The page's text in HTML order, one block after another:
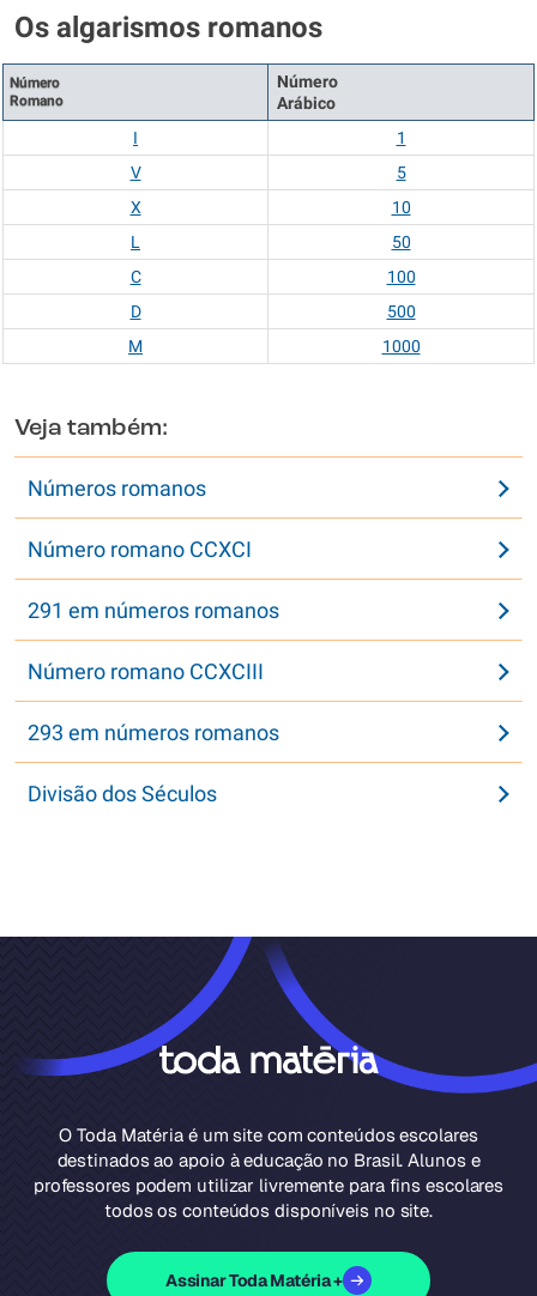
Os algarismos romanos
Número
Romano
Número
Arábico
I
1
V
5
X
10
L
50
C
100
D
500
M
1000
Veja também:
Números romanos
Número romano CCXCI
291 em números romanos
Número romano CCXCIII
293 em números romanos
Divisão dos Séculos
O Toda Matéria é um site com conteúdos escolares
destinados ao apoio à educação no Brasil. Alunos e
professores podem utilizar livremente para fins escolares
todos os conteúdos disponíveis no site.
Assinar Toda Matéria +